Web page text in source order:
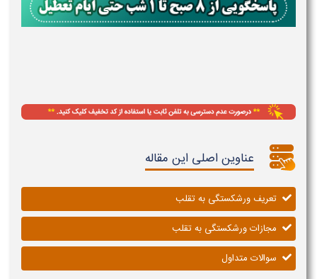
عناوین اصلی این مقاله
تعریف ورشکستگی به تقلب
مجازات ورشکستگی به تقلب
سوالات متداول